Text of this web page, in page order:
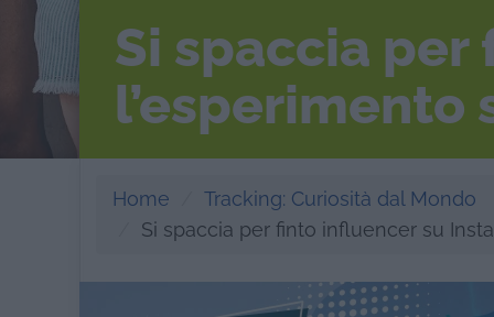
Si spaccia
l’esperimento
Home
Tracking: Curiosità dal Mondo
Si spaccia per finto influencer su